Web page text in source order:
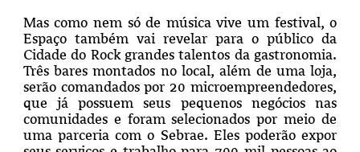
Mas como nem só de música vive um festival, o
Espaço também vai revelar para o público da
Cidade do Rock grandes talentos da gastronomia.
Três bares montados no local, além de uma loja,
serão comandados por 20 microempreendedores,
que já possuem seus pequenos negócios nas
comunidades e foram selecionados por meio de
uma parceria com o Sebrae. Eles poderão expor